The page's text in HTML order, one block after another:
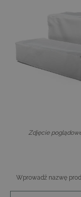
Zdjęcie
Wprowadź nazwę